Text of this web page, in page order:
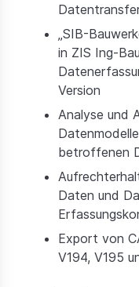
„SIB-
in ZIS Ing-
Version
Analyse und
betroffenen
Daten und
Export von
V194, V195